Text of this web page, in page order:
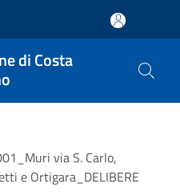
di Costa
via S. Carlo,
e Ortigara_DELIBERE